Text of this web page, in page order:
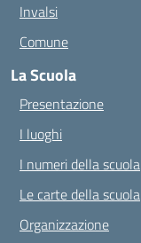
Invalsi
Comune
La Scuola
Presentazione
I luoghi
I numeri della scuola
Le carte della scuola
Organizzazione